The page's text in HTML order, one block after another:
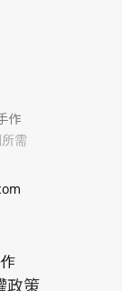
作
需
政策